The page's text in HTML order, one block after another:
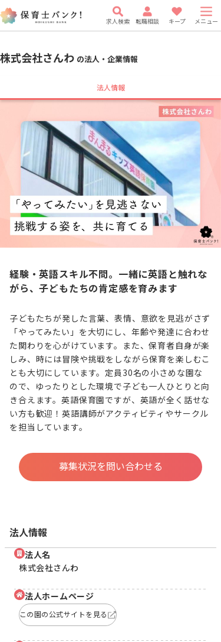
求人検索 転職相談 キープ メニュー
株式会社さんわ の法人・企業情報
法人情報
経験・英語スキル不問。一緒に英語と触れな
がら、子どもたちの肯定感を育みます
子どもたちが発した言葉、表情、意欲を見逃がさず
「やってみたい」を大切にし、年齢や発達に合わせ
た関わりを心がけています。また、保育者自身が楽
しみ、時には冒険や挑戦をしながら保育を楽しむこ
とも大切にしています。定員30名の小さめな園な
ので、ゆったりとした環境で子ども一人ひとりと向
き合えます。英語保育園ですが、英語が全く話せな
い方も歓迎！英語講師がアクティビティやサークル
を担当しています。
募集状況を問い合わせる
法人情報
法人名
株式会社さんわ
法人ホームページ
この園の公式サイトを見る